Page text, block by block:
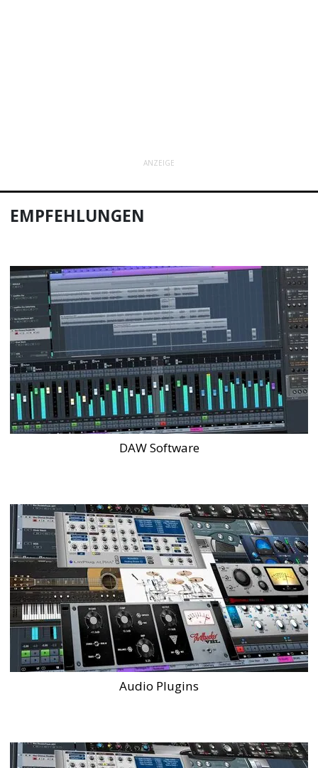
ANZEIGE
EMPFEHLUNGEN
DAW Software
Audio Plugins